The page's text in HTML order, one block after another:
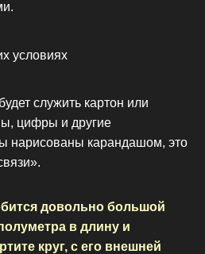
служить картон или
цифры и другие
нарисованы карандашом, это
довольно большой
в длину и
круг, с его внешней